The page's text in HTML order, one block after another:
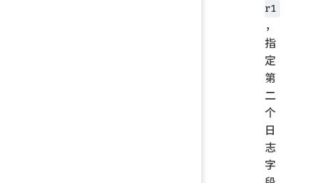
r1
，
指
定
第
二
个
日
志
字